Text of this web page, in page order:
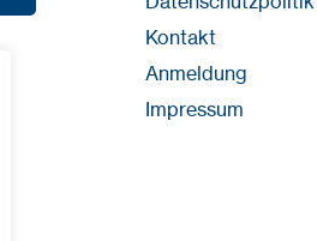
Kontakt
Anmeldung
Impressum